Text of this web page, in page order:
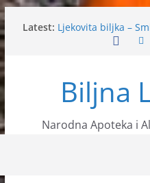
Skip
to
Latest: Ljekovita biljka –
Jabučni ocat
Matični mliječ
Biljna
Narodna Apoteka i